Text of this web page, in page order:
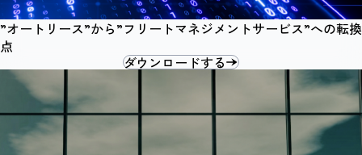
”オートリース”から”フリートマネジメントサービス”への転換
点
ダウンロードする